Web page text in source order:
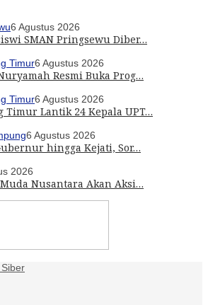
6 Agustus 2026
SMAN Pringsewu Diber…
Timur6 Agustus 2026
Resmi Buka Prog…
Timur6 Agustus 2026
Timur Lantik 24 Kepala UPT…
6 Agustus 2026
hingga Kejati, Sor…
2026
Nusantara Akan Aksi…